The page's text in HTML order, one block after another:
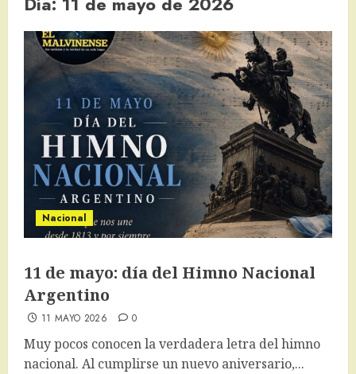
Nacional
11 de mayo: día del Himno Nacional
Argentino
11 MAYO 2026 0
Muy pocos conocen la verdadera letra del himno
nacional. Al cumplirse un nuevo aniversario,...